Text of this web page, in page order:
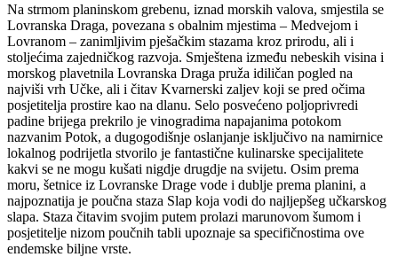
Na strmom planinskom grebenu, iznad morskih valova, smjestila se
Lovranska Draga, povezana s obalnim mjestima – Medvejom i
Lovranom – zanimljivim pješačkim stazama kroz prirodu, ali i
stoljećima zajedničkog razvoja. Smještena između nebeskih visina i
morskog plavetnila Lovranska Draga pruža idiličan pogled na
najviši vrh Učke, ali i čitav Kvarnerski zaljev koji se pred očima
posjetitelja prostire kao na dlanu. Selo posvećeno poljoprivredi
padine brijega prekrilo je vinogradima napajanima potokom
nazvanim Potok, a dugogodišnje oslanjanje isključivo na namirnice
lokalnog podrijetla stvorilo je fantastične kulinarske specijalitete
kakvi se ne mogu kušati nigdje drugdje na svijetu. Osim prema
moru, šetnice iz Lovranske Drage vode i dublje prema planini, a
najpoznatija je poučna staza Slap koja vodi do najljepšeg učkarskog
slapa. Staza čitavim svojim putem prolazi marunovom šumom i
posjetitelje nizom poučnih tabli upoznaje sa specifičnostima ove
endemske biljne vrste.